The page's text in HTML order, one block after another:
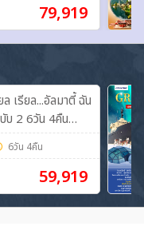
79,919
เรียล...อัลมาตี้ ฉัน
บ 2 6วัน 4คืน
6วัน 4คืน
59,919